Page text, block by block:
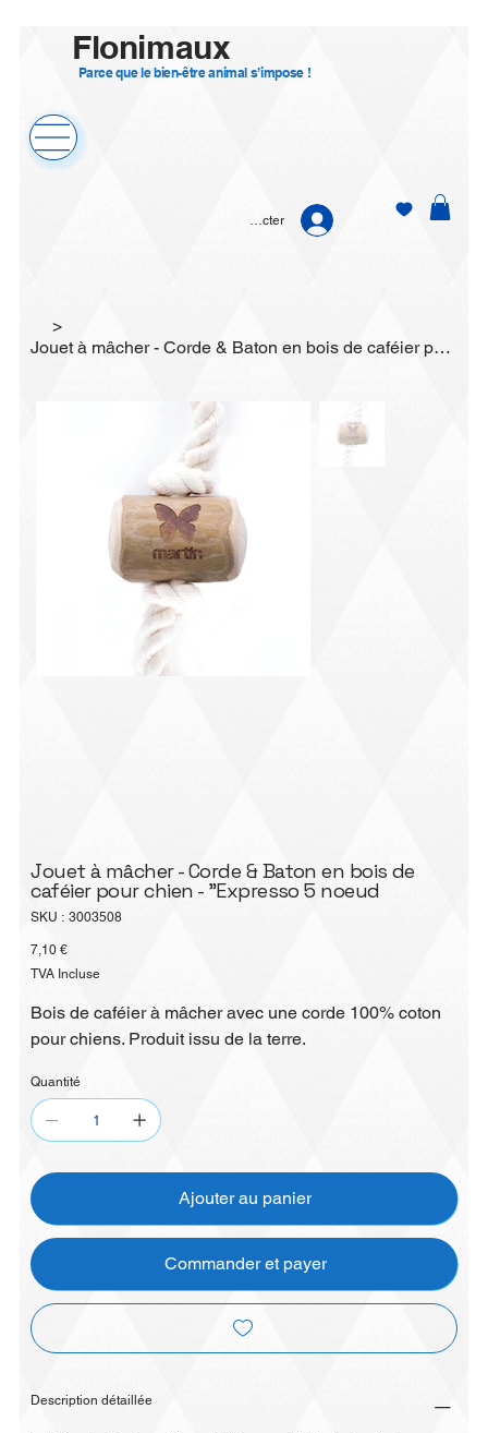
Flonimaux
Parce que le bien-être animal s’impose !
Se connecter
>
Jouet à mâcher - Corde & Baton en bois de caféier pour chien - "Expresso 5 noeud
Jouet à mâcher - Corde & Baton en bois de
caféier pour chien - "Expresso 5 noeud
SKU : SKU
3003508
Prix
7,10 €
TVA Incluse
Bois de caféier à mâcher avec une corde 100% coton
pour chiens. Produit issu de la terre.
Quantité
Ajouter au panier
Commander et payer
Description détaillée